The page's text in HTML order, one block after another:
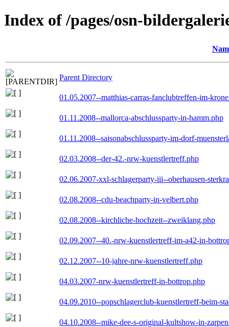
Index of /pages/osn-
Parent Directory
01.05.2007--matthias-carras-fanclubtreffen-im-
01.11.2008--mallorca-abschlussparty-in-hamm.php
01.11.2008--saisonabschlussparty-im-dorf-
02.03.2008--der-42.-nrw-kuenstlertreff.php
02.06.2007-xxl-schlagerparty-iii--oberhausen-
02.08.2008--cdu-beachparty-in-velbert.php
02.08.2008--kirchliche-hochzeit--zweiklang.php
02.09.2007--40.-nrw-kuenstlertreff-im-a42-in-
02.12.2007--10-jahre-nrw-kuenstlertreff.php
04.03.2007-nrw-kuenstlertreff-in-bottrop.php
04.09.2010--popschlagerclub-kuenstlertreff-beim-
04.10.2008--mike-dee-s-original-kultshow-in-